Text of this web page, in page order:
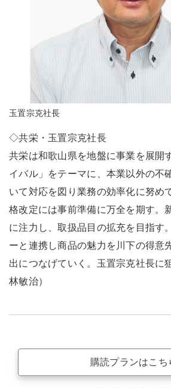
玉置宗克社長
◇共栄・玉置宗克社長
共栄は和歌山県を地盤に事業を展開
イバル」をテーマに、本業以外の不
いて対応を図り業務の効率化に努め
格改定には事前準備に万全を期す。
に注力し、取扱品目の拡充を目指す
ーと連携し商品の魅力を川下の得意
出につなげていく。玉置宗克社長に
林敏治）
購読プランはこち